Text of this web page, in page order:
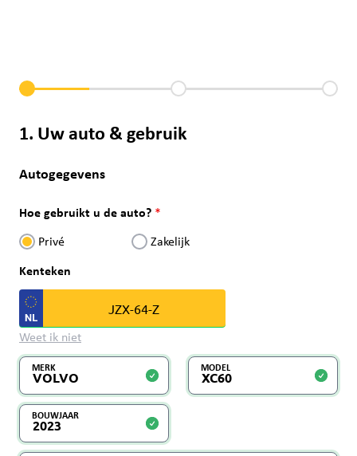
1. Uw auto & gebruik
Autogegevens
Hoe gebruikt u de auto?
Privé Zakelijk
Kenteken
Weet ik niet
MERK MODEL
BOUWJAAR